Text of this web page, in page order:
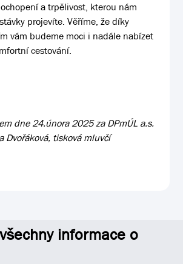
a trpělivost, kterou nám
projevíte. Věříme, že díky
vám budeme moci i nadále nabízet
cestování.
dne 24.února 2025 za DPmÚL a.s.
Dvořáková, tisková mluvčí
informace o